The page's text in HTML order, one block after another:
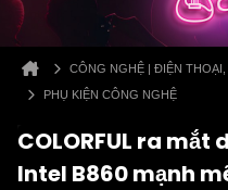
CÔNG NGHỆ | ĐIỆN THOẠI,
PHỤ KIỆN CÔNG NGHỆ
COLORFUL ra mắt
Intel B860 mạnh